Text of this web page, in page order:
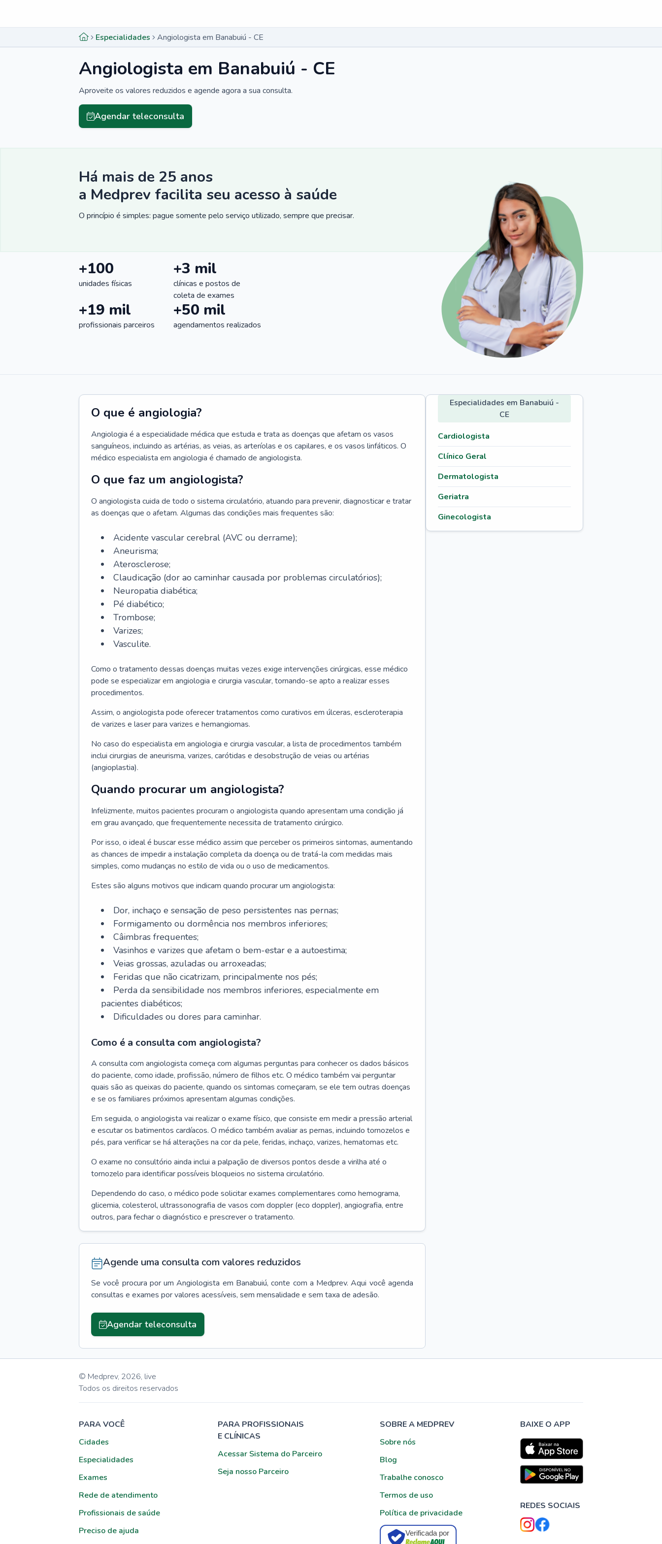
Especialidades Angiologista em Banabuiú - CE
Angiologista em Banabuiú - CE
Aproveite os valores reduzidos e agende agora a sua consulta.
Agendar teleconsulta
Há mais de 25 anos
a Medprev facilita seu acesso à saúde
O princípio é simples: pague somente pelo serviço utilizado, sempre que precisar.
+100
unidades físicas
+3 mil
clínicas e postos de
coleta de exames
+19 mil
profissionais parceiros
+50 mil
agendamentos realizados
O que é angiologia?
Angiologia é a especialidade médica que estuda e trata as doenças que afetam os vasos
sanguíneos, incluindo as artérias, as veias, as arteríolas e os capilares, e os vasos linfáticos. O
médico especialista em angiologia é chamado de angiologista.
O que faz um angiologista?
O angiologista cuida de todo o sistema circulatório, atuando para prevenir, diagnosticar e tratar
as doenças que o afetam. Algumas das condições mais frequentes são:
Acidente vascular cerebral (AVC ou derrame);
Aneurisma;
Aterosclerose;
Claudicação (dor ao caminhar causada por problemas circulatórios);
Neuropatia diabética;
Pé diabético;
Trombose;
Varizes;
Vasculite.
Como o tratamento dessas doenças muitas vezes exige intervenções cirúrgicas, esse médico
pode se especializar em angiologia e cirurgia vascular, tornando-se apto a realizar esses
procedimentos.
Assim, o angiologista pode oferecer tratamentos como curativos em úlceras, escleroterapia
de varizes e laser para varizes e hemangiomas.
No caso do especialista em angiologia e cirurgia vascular, a lista de procedimentos também
inclui cirurgias de aneurisma, varizes, carótidas e desobstrução de veias ou artérias
(angioplastia).
Quando procurar um angiologista?
Infelizmente, muitos pacientes procuram o angiologista quando apresentam uma condição já
em grau avançado, que frequentemente necessita de tratamento cirúrgico.
Por isso, o ideal é buscar esse médico assim que perceber os primeiros sintomas, aumentando
as chances de impedir a instalação completa da doença ou de tratá-la com medidas mais
simples, como mudanças no estilo de vida ou o uso de medicamentos.
Estes são alguns motivos que indicam quando procurar um angiologista:
Dor, inchaço e sensação de peso persistentes nas pernas;
Formigamento ou dormência nos membros inferiores;
Câimbras frequentes;
Vasinhos e varizes que afetam o bem-estar e a autoestima;
Veias grossas, azuladas ou arroxeadas;
Feridas que não cicatrizam, principalmente nos pés;
Perda da sensibilidade nos membros inferiores, especialmente em
pacientes diabéticos;
Dificuldades ou dores para caminhar.
Como é a consulta com angiologista?
A consulta com angiologista começa com algumas perguntas para conhecer os dados básicos
do paciente, como idade, profissão, número de filhos etc. O médico também vai perguntar
quais são as queixas do paciente, quando os sintomas começaram, se ele tem outras doenças
e se os familiares próximos apresentam algumas condições.
Em seguida, o angiologista vai realizar o exame físico, que consiste em medir a pressão arterial
e escutar os batimentos cardíacos. O médico também avaliar as pernas, incluindo tornozelos e
pés, para verificar se há alterações na cor da pele, feridas, inchaço, varizes, hematomas etc.
O exame no consultório ainda inclui a palpação de diversos pontos desde a virilha até o
tornozelo para identificar possíveis bloqueios no sistema circulatório.
Dependendo do caso, o médico pode solicitar exames complementares como hemograma,
glicemia, colesterol, ultrassonografia de vasos com doppler (eco doppler), angiografia, entre
outros, para fechar o diagnóstico e prescrever o tratamento.
Agende uma consulta com valores reduzidos
Se você procura por um Angiologista em Banabuiú, conte com a Medprev. Aqui você agenda
consultas e exames por valores acessíveis, sem mensalidade e sem taxa de adesão.
Agendar teleconsulta
Especialidades em Banabuiú -
CE
Cardiologista
Clínico Geral
Dermatologista
Geriatra
Ginecologista
© Medprev, 2026, live
Todos os direitos reservados
PARA VOCÊ
Cidades
Especialidades
Exames
Rede de atendimento
Profissionais de saúde
Preciso de ajuda
PARA PROFISSIONAIS
E CLÍNICAS
Acessar Sistema do Parceiro
Seja nosso Parceiro
SOBRE A MEDPREV
Sobre nós
Blog
Trabalhe conosco
Termos de uso
Política de privacidade
Verificada por
BAIXE O APP
REDES SOCIAIS